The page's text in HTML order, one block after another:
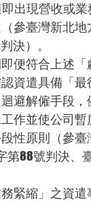
出現營收或
參臺灣新北
決）。
便符合上述
資遣具備「
避解僱手段
作並使公司
性原則（參
第88號判決、
緊縮」之資